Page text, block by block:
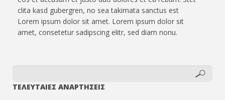
clita kasd gubergren, no sea takimata sanctus est
Lorem ipsum dolor sit amet. Lorem ipsum dolor sit
amet, consetetur sadipscing elitr, sed diam nonu.
ΤΕΛΕΥΤΑΙΕΣ ΑΝΑΡΤΗΣΕΙΣ